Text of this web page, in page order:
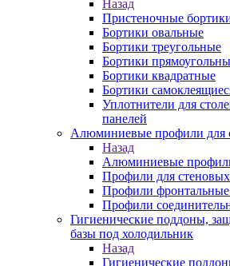
Назад
Пристеночные
Бортики овальные
Бортики треугольные
Бортики
Бортики квадратные
Бортики
Уплотнители для
панелей
Алюминиевые профили для
Назад
Алюминиевые
Профили для
Профили
Профили
Гигиенические поддоны,
базы под холодильник
Назад
Гигиенические